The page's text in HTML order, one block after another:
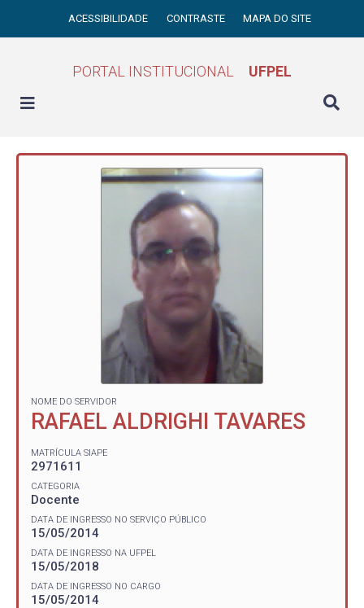
ACESSIBILIDADE CONTRASTE MAPA DO SITE
PORTAL INSTITUCIONAL UFPEL
NOME DO SERVIDOR
RAFAEL ALDRIGHI TAVARES
MATRÍCULA SIAPE
2971611
CATEGORIA
Docente
DATA DE INGRESSO NO SERVIÇO PÚBLICO
15/05/2014
DATA DE INGRESSO NA UFPEL
15/05/2018
DATA DE INGRESSO NO CARGO
15/05/2014